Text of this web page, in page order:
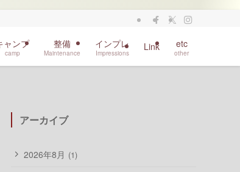
ャンプ
camp
整備
Maintenance
インプレ
Impressions
Link etc
other
アーカイブ
2026年8月 (1)